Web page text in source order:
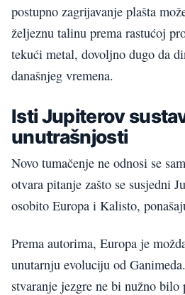
postupno zagrijavanje plašta
željeznu talinu prema rastućoj
tekući metal, dovoljno dugo da
današnjeg vremena.
Isti Jupiterov
unutrašnjosti
Novo tumačenje ne odnosi se
otvara pitanje zašto se susjedni
osobito Europa i Kalisto,
Prema autorima, Europa je
unutarnju evoluciju od
stvaranje jezgre ne bi nužno